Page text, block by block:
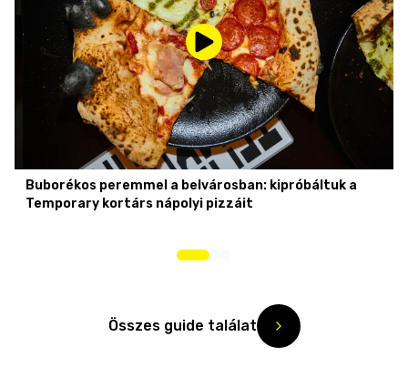
Buborékos peremmel a belvárosban: kipróbáltuk a
Temporary kortárs nápolyi pizzáit
Összes guide találat